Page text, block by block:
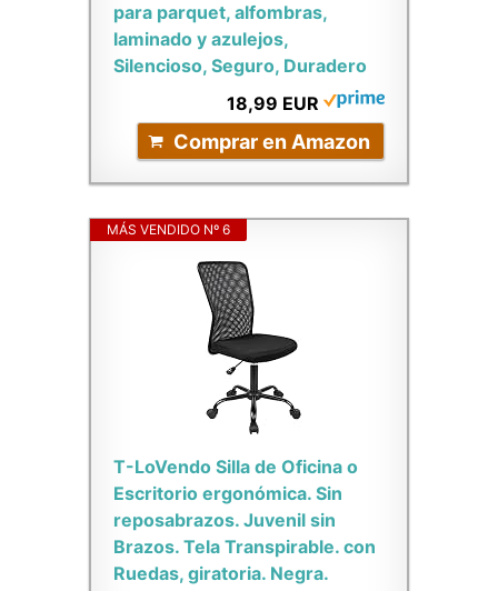
para parquet, alfombras,
laminado y azulejos,
Silencioso, Seguro, Duradero
18,99 EUR
Comprar en Amazon
MÁS VENDIDO Nº 6
T-LoVendo Silla de Oficina o
Escritorio ergonómica. Sin
reposabrazos. Juvenil sin
Brazos. Tela Transpirable. con
Ruedas, giratoria. Negra.